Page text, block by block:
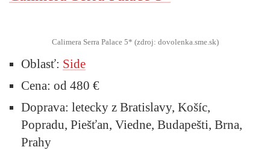
Calimera Serra Palace 5* (zdroj: dovolenka.sme.sk)
Oblasť: Side
Cena: od 480 €
Doprava: letecky z Bratislavy, Košíc,
Popradu, Piešťan, Viedne, Budapešti, Brna,
Prahy